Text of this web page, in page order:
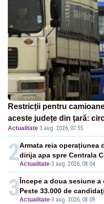
Restricții pentru
aceste județe din țară:
între orele 12:00 și 20:00
Actualitate·3 aug. 2026, 07:55
2Actualitate-3 aug. 2026, 08:04
Armata reia operațiunea
dirija apa spre Centrala
3Actualitate-3 aug. 2026, 08:09
Începe a doua sesiune
Peste 33.000 de